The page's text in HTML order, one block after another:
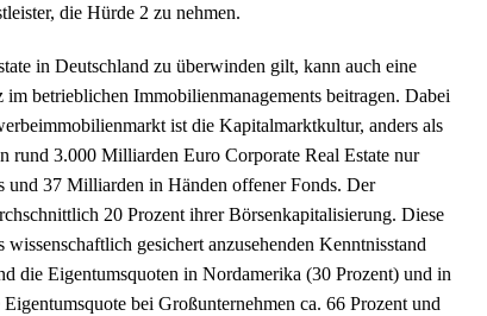
die Hürde 2 zu nehmen.
in Deutschland zu überwinden gilt, kann auch eine
betrieblichen Immobilienmanagements beitragen. Dabei
ist die Kapitalmarktkultur, anders als
rund 3.000 Milliarden Euro Corporate Real Estate nur
und 37 Milliarden in Händen offener Fonds. Der
20 Prozent ihrer Börsenkapitalisierung. Diese
gesichert anzusehenden Kenntnisstand
die Eigentumsquoten in Nordamerika (30 Prozent) und in
bei Großunternehmen ca. 66 Prozent und